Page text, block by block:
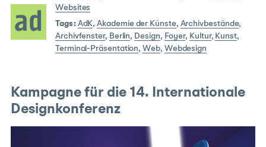
Websites
Tags: AdK,Akademie der Künste, Archivbestände,
Archivfenster, Berlin, Design, Foyer, Kultur, Kunst,
Terminal-Präsentation,Web, Webdesign
Kampagne für die 14. Internationale
Designkonferenz